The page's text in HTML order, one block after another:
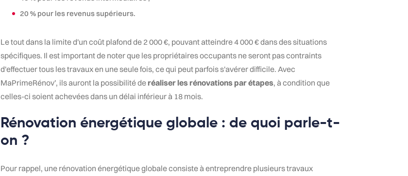
20 % pour les revenus supérieurs.
Le tout dans la limite d'un coût plafond de 2 000 €, pouvant atteindre 4 000 € dans des situations
spécifiques. Il est important de noter que les propriétaires occupants ne seront pas contraints
d'effectuer tous les travaux en une seule fois, ce qui peut parfois s'avérer difficile. Avec
MaPrimeRénov’, ils auront la possibilité deréaliser les rénovations par étapes, à condition que
celles-ci soient achevées dans un délai inférieur à 18 mois.
Rénovation énergétique globale : de quoi parle-t-
on ?
Pour rappel, une rénovation énergétique globale consiste à entreprendre plusieurs travaux